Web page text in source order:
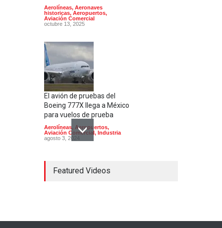
Aerolíneas, Aeronaves
historicas, Aeropuertos,
Aviación Comercial
octubre 13, 2025
El avión de pruebas del
Boeing 777X llega a México
para vuelos de prueba
Aerolíneas, Aeropuertos,
Aviación Comercial , Industria
agosto 3, 2024
Indicadores de la Aviación
Featured Videos